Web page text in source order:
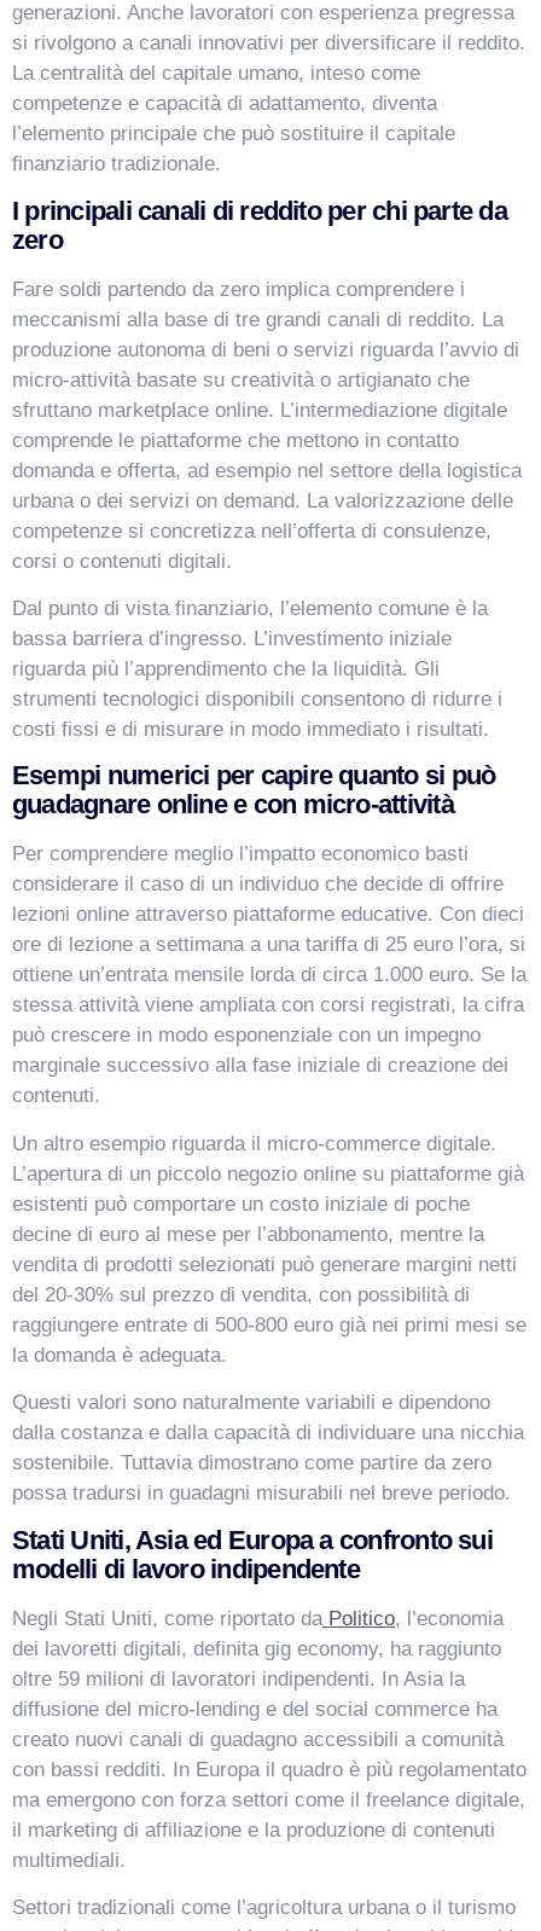
generazioni. Anche lavoratori con esperienza pregressa
si rivolgono a canali innovativi per diversificare il reddito.
La centralità del capitale umano, inteso come
competenze e capacità di adattamento, diventa
l’elemento principale che può sostituire il capitale
finanziario tradizionale.
I principali canali di reddito per chi parte da
zero
Fare soldi partendo da zero implica comprendere i
meccanismi alla base di tre grandi canali di reddito. La
produzione autonoma di beni o servizi riguarda l’avvio di
micro-attività basate su creatività o artigianato che
sfruttano marketplace online. L’intermediazione digitale
comprende le piattaforme che mettono in contatto
domanda e offerta, ad esempio nel settore della logistica
urbana o dei servizi on demand. La valorizzazione delle
competenze si concretizza nell’offerta di consulenze,
corsi o contenuti digitali.
Dal punto di vista finanziario, l’elemento comune è la
bassa barriera d’ingresso. L’investimento iniziale
riguarda più l’apprendimento che la liquidità. Gli
strumenti tecnologici disponibili consentono di ridurre i
costi fissi e di misurare in modo immediato i risultati.
Esempi numerici per capire quanto si può
guadagnare online e con micro-attività
Per comprendere meglio l’impatto economico basti
considerare il caso di un individuo che decide di offrire
lezioni online attraverso piattaforme educative. Con dieci
ore di lezione a settimana a una tariffa di 25 euro l’ora, si
ottiene un’entrata mensile lorda di circa 1.000 euro. Se la
stessa attività viene ampliata con corsi registrati, la cifra
può crescere in modo esponenziale con un impegno
marginale successivo alla fase iniziale di creazione dei
contenuti.
Un altro esempio riguarda il micro-commerce digitale.
L’apertura di un piccolo negozio online su piattaforme già
esistenti può comportare un costo iniziale di poche
decine di euro al mese per l’abbonamento, mentre la
vendita di prodotti selezionati può generare margini netti
del 20-30% sul prezzo di vendita, con possibilità di
raggiungere entrate di 500-800 euro già nei primi mesi se
la domanda è adeguata.
Questi valori sono naturalmente variabili e dipendono
dalla costanza e dalla capacità di individuare una nicchia
sostenibile. Tuttavia dimostrano come partire da zero
possa tradursi in guadagni misurabili nel breve periodo.
Stati Uniti, Asia ed Europa a confronto sui
modelli di lavoro indipendente
Negli Stati Uniti, come riportato da Politico, l’economia
dei lavoretti digitali, definita gig economy, ha raggiunto
oltre 59 milioni di lavoratori indipendenti. In Asia la
diffusione del micro-lending e del social commerce ha
creato nuovi canali di guadagno accessibili a comunità
con bassi redditi. In Europa il quadro è più regolamentato
ma emergono con forza settori come il freelance digitale,
il marketing di affiliazione e la produzione di contenuti
multimediali.
Settori tradizionali come l’agricoltura urbana o il turismo